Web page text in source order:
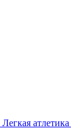
Легкая атлетика